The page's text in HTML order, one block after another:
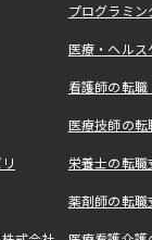
プログラミ
医療・ヘル
看護師の転
医療技師の
栄養士の転
薬剤師の転